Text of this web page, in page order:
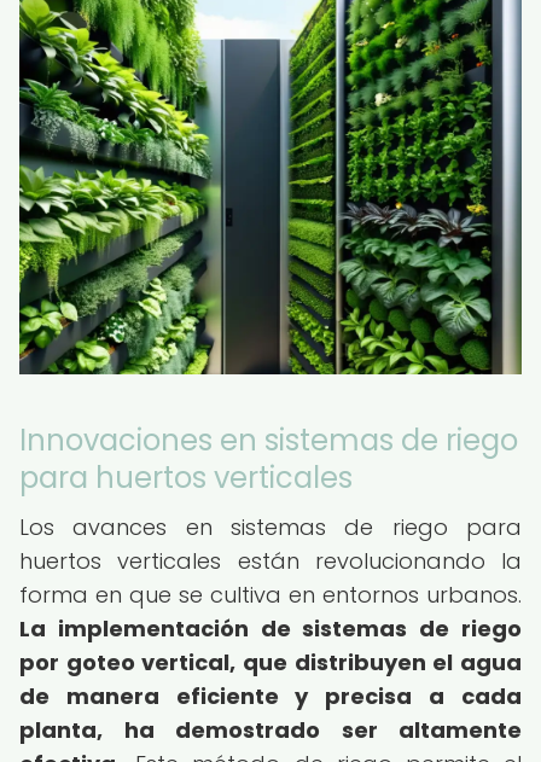
Innovaciones en sistemas de riego
para huertos verticales
Los avances en sistemas de riego para
huertos verticales están revolucionando la
forma en que se cultiva en entornos urbanos.
La implementación de sistemas de riego
por goteo vertical, que distribuyen el agua
de manera eficiente y precisa a cada
planta, ha demostrado ser altamente